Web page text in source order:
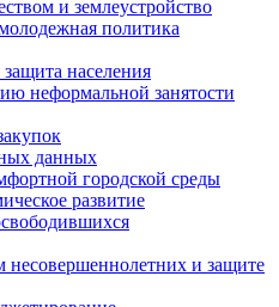
и землеустройство
политика
населения
неформальной занятости
данных
городской среды
развитие
несовершеннолетних и защите